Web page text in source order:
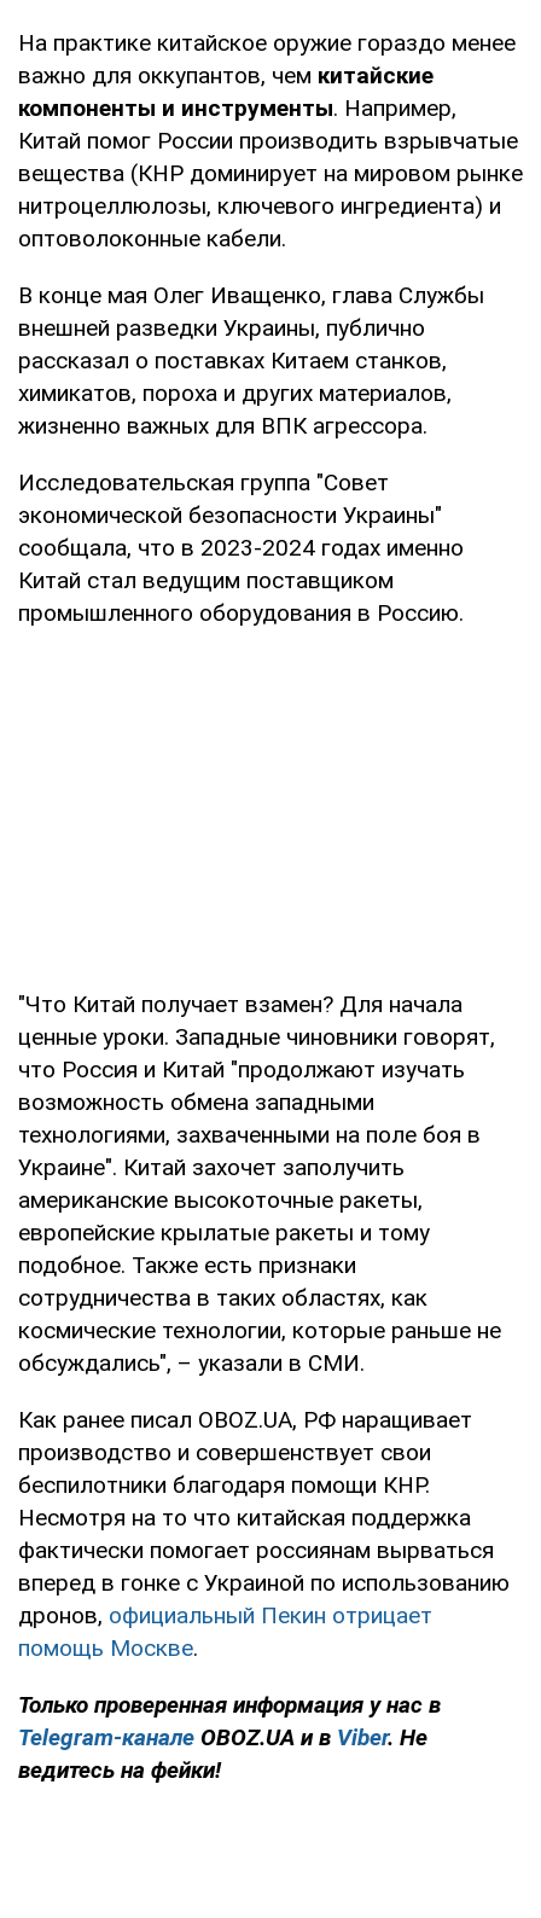
На практике китайское оружие гораздо менее
важно для оккупантов, чем китайские
компоненты и инструменты. Например,
Китай помог России производить взрывчатые
вещества (КНР доминирует на мировом рынке
нитроцеллюлозы, ключевого ингредиента) и
оптоволоконные кабели.
В конце мая Олег Иващенко, глава Службы
внешней разведки Украины, публично
рассказал о поставках Китаем станков,
химикатов, пороха и других материалов,
жизненно важных для ВПК агрессора.
Исследовательская группа "Совет
экономической безопасности Украины"
сообщала, что в 2023-2024 годах именно
Китай стал ведущим поставщиком
промышленного оборудования в Россию.
"Что Китай получает взамен? Для начала
ценные уроки. Западные чиновники говорят,
что Россия и Китай "продолжают изучать
возможность обмена западными
технологиями, захваченными на поле боя в
Украине". Китай захочет заполучить
американские высокоточные ракеты,
европейские крылатые ракеты и тому
подобное. Также есть признаки
сотрудничества в таких областях, как
космические технологии, которые раньше не
обсуждались", – указали в СМИ.
Как ранее писал OBOZ.UA, РФ наращивает
производство и совершенствует свои
беспилотники благодаря помощи КНР.
Несмотря на то что китайская поддержка
фактически помогает россиянам вырваться
вперед в гонке с Украиной по использованию
дронов, официальный Пекин отрицает
помощь Москве.
Только проверенная информация у нас в
Telegram-канале OBOZ.UA и в Viber. Не
ведитесь на фейки!